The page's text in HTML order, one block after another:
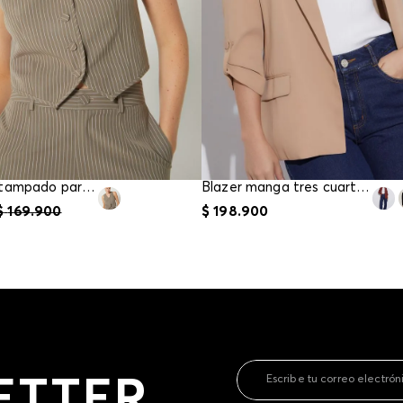
te
Chaleco estampado para mujer
169.900
Blazer manga tres cuartos para mujer
$ 198.900